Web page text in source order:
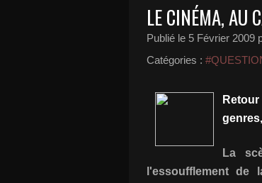
LE CINÉMA, AU
Publié le 5 Février 2009
Catégories :
La
l'essoufflement